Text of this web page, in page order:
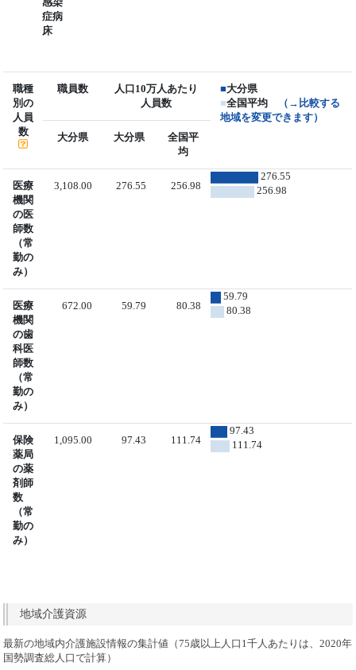
症病
床
職種
別の
人員
数
職員数
人口10万人あたり
人員数
■大分県
■全国平均
（→比較する
地域を変更できます）
大分県
大分県
全国平
均
医療
機関
の医
師数
（常
勤の
み）
3,108.00 276.55 256.98
276.55
256.98
医療
機関
の歯
科医
師数
（常
勤の
み）
672.00 59.79 80.38
59.79
80.38
保険
薬局
の薬
剤師
数
（常
勤の
み）
1,095.00 97.43 111.74
97.43
111.74
地域介護資源
最新の地域内介護施設情報の集計値（75歳以上人口1千人あたりは、2020年
国勢調査総人口で計算）